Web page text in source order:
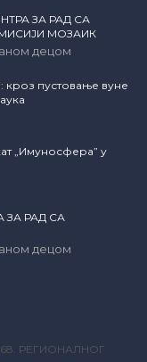
ЗА РАД СА
МОЗАИК
децом
кроз пустовање вуне
„Имуносфера” у
ЗА РАД СА
децом
РЕГИОНАЛНОГ